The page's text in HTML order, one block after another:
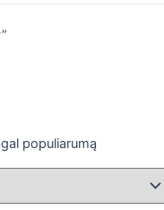
populiarumą